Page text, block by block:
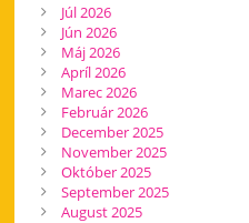
Júl 2026
Jún 2026
Máj 2026
Apríl 2026
Marec 2026
Február 2026
December 2025
November 2025
Október 2025
September 2025
August 2025